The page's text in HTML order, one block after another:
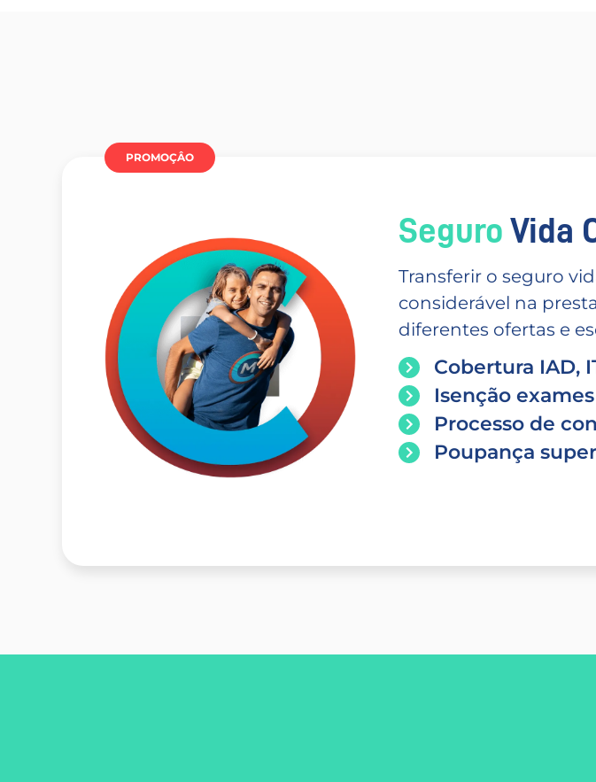
PROMOÇÂO
Seguro Vida
Transferir o seguro
considerável na
diferentes ofertas e
Cobertura IAD,
Isenção
Processo de
Poupança